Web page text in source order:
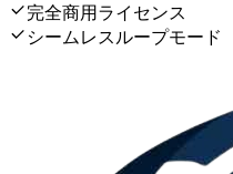
完全商用ライセンス
シームレスループモード